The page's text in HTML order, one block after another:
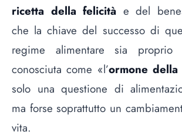
ricetta della felicità e del
che la chiave del successo di
regime alimentare sia proprio
conosciuta come «l’ormone
solo una questione di
ma forse soprattutto un
vita.